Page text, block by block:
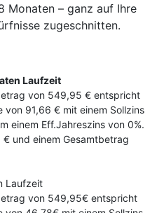
Monaten – ganz auf Ihre
zugeschnitten.
Laufzeit
von 549,95 € entspricht
von 91,66 € mit einem Sollzins
einem Eff.Jahreszins von 0%.
und einem Gesamtbetrag
Laufzeit
von 549,95€ entspricht